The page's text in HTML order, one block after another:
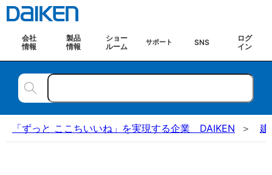
会社
情報
製品
情報
ショー
ルーム
サポート SNS
ログ
イン
「ずっと ここちいいね」を実現する企業 DAIKEN 建